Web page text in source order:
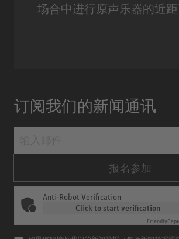
场合中进行原声乐器的近距
订阅我们的新闻通讯
报名参加
Anti-Robot Verification
Click to start verification
Friendly